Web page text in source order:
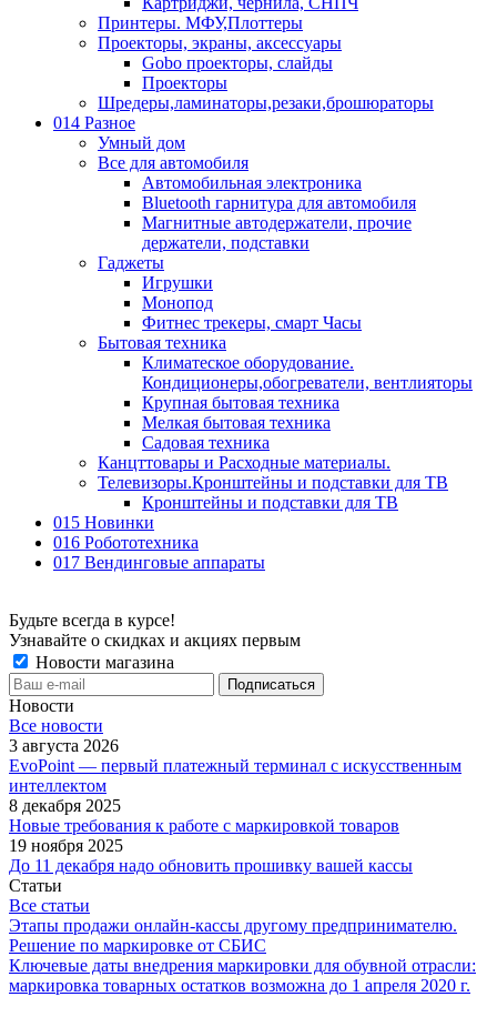
Принтеры. МФУ,Плоттеры
Проекторы, экраны, аксессуары
Gobo проекторы, слайды
Проекторы
Шредеры,ламинаторы,резаки,брошюраторы
014 Разное
Умный дом
Все для автомобиля
Автомобильная электроника
Bluetooth гарнитура для автомобиля
Магнитные автодержатели, прочие
держатели, подставки
Гаджеты
Игрушки
Монопод
Фитнес трекеры, смарт Часы
Бытовая техника
Климатеское оборудование.
Кондиционеры,обогреватели, вентлияторы
Крупная бытовая техника
Мелкая бытовая техника
Садовая техника
Канцттовары и Расходные материалы.
Телевизоры.Кронштейны и подставки для ТВ
Кронштейны и подставки для ТВ
015 Новинки
016 Робототехника
017 Вендинговые аппараты
Будьте всегда в курсе!
Узнавайте о скидках и акциях первым
Новости магазина
Новости
Все новости
3 августа 2026
EvoPoint — первый платежный терминал с искусственным
интеллектом
8 декабря 2025
Новые требования к работе с маркировкой товаров
19 ноября 2025
До 11 декабря надо обновить прошивку вашей кассы
Статьи
Все статьи
Этапы продажи онлайн-кассы другому предпринимателю.
Решение по маркировке от СБИС
Ключевые даты внедрения маркировки для обувной отрасли:
маркировка товарных остатков возможна до 1 апреля 2020 г.